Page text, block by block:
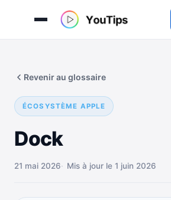
contenu
ÉCOSYSTÈME APPLE
Dock
Revenir au glossaire
21 mai 2026 Mis à jour le 1 juin 2026